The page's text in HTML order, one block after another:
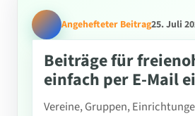
Angehefteter Beitrag25. Juli
Beiträge für
einfach per E-Mail
Vereine, Gruppen,